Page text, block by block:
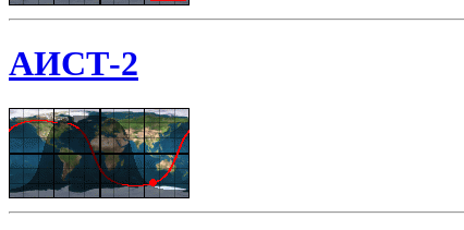
АИСТ-2